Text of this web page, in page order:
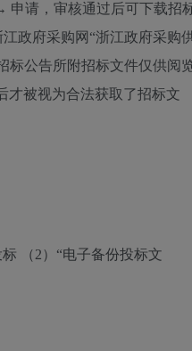
申请，审核通过后可下载招
政府采购网“浙江政府采购
标公告所附招标文件仅供阅
才被视为合法获取了招标文
标 （2）“电子备份投标文